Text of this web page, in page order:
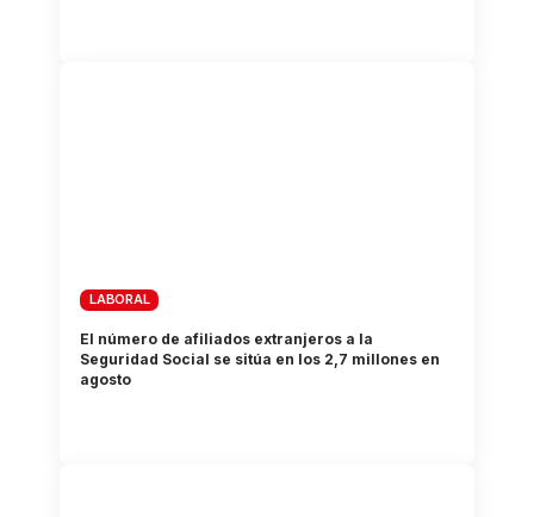
LABORAL
El número de afiliados extranjeros a la
Seguridad Social se sitúa en los 2,7 millones en
agosto